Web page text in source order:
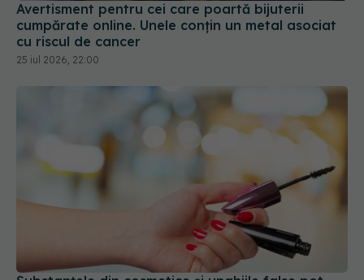
Avertisment pentru cei care poartă bijuterii
cumpărate online. Unele conțin un metal asociat
cu riscul de cancer
25 iul 2026, 22:00